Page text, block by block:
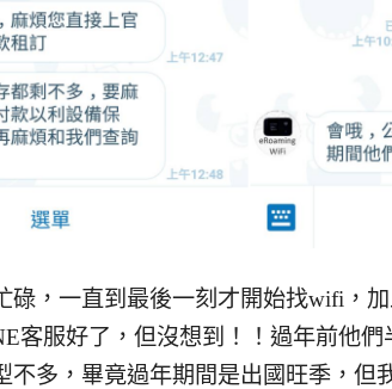
碌，一直到最後一刻才開始找wifi，
客服好了，但沒想到！！過年前他
不多，畢竟過年期間是出國旺季，但